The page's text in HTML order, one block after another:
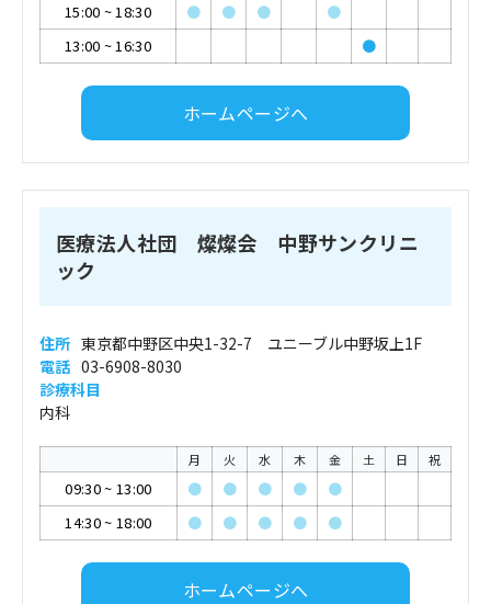
15:00 ~18:30 ● ● ●
●
13:00 ~16:30 ●
ホームページへ
医療法人社団 燦燦会 中野サンクリニ
ック
住所 東京都中野区中央1-32-7 ユニーブル中野坂上1F
電話 03-6908-8030
診療科目
内科
月 火 水 木 金 土 日 祝
09:30~ 13:00 ● ● ● ●
●
14:30~ 18:00 ● ● ● ● ●
ホームページへ